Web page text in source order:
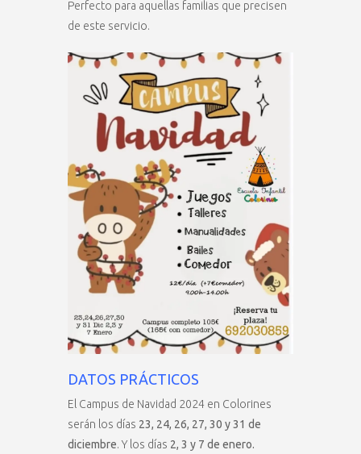
Perfecto para aquellas familias que precisen
de este servicio.
DATOS PRÁCTICOS
El Campus de Navidad 2024 en Colorines
serán los días 23, 24, 26, 27, 30 y 31 de
diciembre. Y los días 2, 3 y 7 de enero.